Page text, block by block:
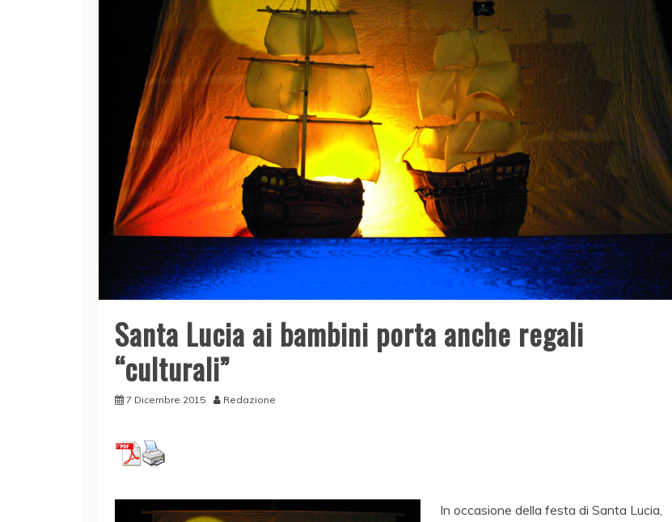
Santa Lucia ai bambini porta anche regali
“culturali”
7 Dicembre 2015 Redazione
In occasione della festa di Santa Lucia,